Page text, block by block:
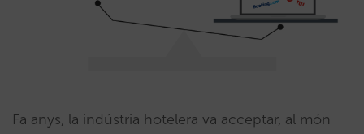
Fa anys, la indústria hotelera va acceptar, al món